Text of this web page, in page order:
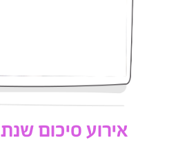
אירוע סיכום שנת 2019